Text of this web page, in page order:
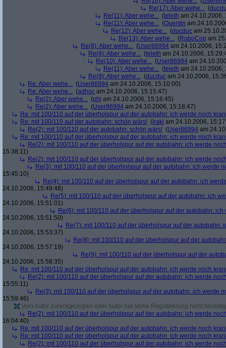
Re(17): Aber wehe... (
Re(11): Aber wehe... (teleth am 24.10.2006,
Re(11): Aber wehe... (Quentin am
Re(12): Aber wehe... (ducduc am
Re(13): Aber wehe... (RoboCop am
Re(8): Aber wehe... (User86994 am 24.10.2006,
Re(9): Aber wehe... (teleth am 24.10.2006,
Re(10): Aber wehe... (User86994 am
Re(11): Aber wehe... (teleth am 24.10.2006,
Re(9): Aber wehe... (ducduc am 24.10.2006,
Re: Aber wehe... (User86994 am 24.10.2006, 15:10:00)
Re: Aber wehe... (adhoc am 24.10.2006, 15:15:47)
Re(2): Aber wehe... (phj am 24.10.2006, 15:16:45)
Re(2): Aber wehe... (User86994 am 24.10.2006, 15:18:47)
Re: mit 100/110 auf der überholspur auf der autobahn: ich werde noch
Re: mit 100/110 auf der autobahn: schön wärs! (iraki am 24.10.2006,
Re(2): mit 100/110 auf der autobahn: schön wärs! (User86994 am
Re: mit 100/110 auf der überholspur auf der autobahn: ich werde noch
Re(2): mit 100/110 auf der überholspur auf der autobahn: ich werde
15:38:11)
Re(2): mit 100/110 auf der überholspur auf der autobahn: ich werde
Re(3): mit 100/110 auf der überholspur auf der autobahn: ich werde
15:45:10)
Re(4): mit 100/110 auf der überholspur auf der autobahn: ich
24.10.2006, 15:49:48)
Re(5): mit 100/110 auf der überholspur auf der autobahn: ich
24.10.2006, 15:51:01)
Re(6): mit 100/110 auf der überholspur auf der autobahn:
24.10.2006, 15:51:50)
Re(7): mit 100/110 auf der überholspur auf der autobahn:
24.10.2006, 15:53:37)
Re(8): mit 100/110 auf der überholspur auf der
24.10.2006, 15:57:19)
Re(9): mit 100/110 auf der überholspur auf der
24.10.2006, 15:58:35)
Re: mit 100/110 auf der überholspur auf der autobahn: ich werde noch
Re(2): mit 100/110 auf der überholspur auf der autobahn: ich werde
15:55:11)
Re(3): mit 100/110 auf der überholspur auf der autobahn: ich werde
15:59:46)
Vom Autor zurückgezogen oder Autor hat seine Registrierung nicht
Re(2): mit 100/110 auf der überholspur auf der autobahn: ich werde
16:04:40)
Re: mit 100/110 auf der überholspur auf der autobahn: ich werde noch
Re: mit 100/110 auf der überholspur auf der autobahn: ich werde noch
Re(2): mit 100/110 auf der überholspur auf der autobahn: ich werde